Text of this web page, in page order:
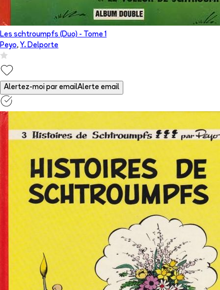
Les schtroumpfs (Duo) - Tome 1
Peyo, Y. Delporte
Alertez-moi par emailAlerte email